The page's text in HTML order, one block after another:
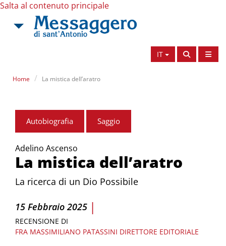
Salta al contenuto principale
IT
Home La mistica dell’aratro
Autobiografia Saggio
Adelino Ascenso
La mistica dell’aratro
La ricerca di un Dio Possibile
15 Febbraio 2025 |
RECENSIONE DI
FRA MASSIMILIANO PATASSINI DIRETTORE EDITORIALE